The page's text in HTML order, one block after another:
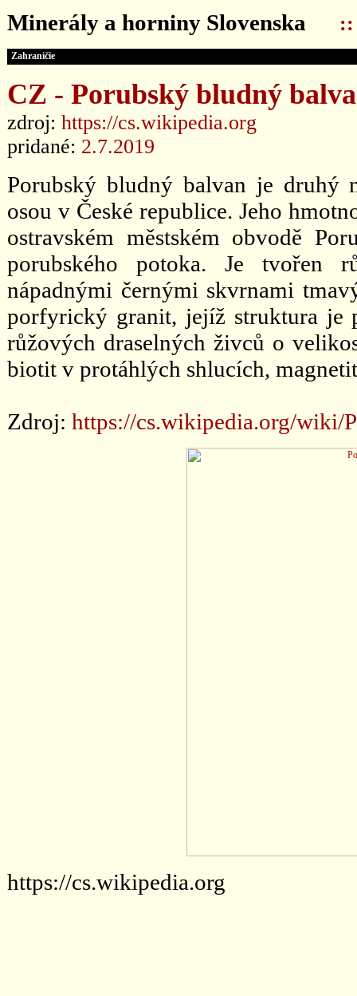
Minerály a horniny Slovenska ::
Zahraničie
CZ - Porubský bludný
zdroj: https://cs.wikipedia.org
pridané: 2.7.2019
Porubský bludný balvan je druhý
osou v České republice. Jeho
ostravském městském obvodě
porubského potoka. Je tvořen
nápadnými černými skvrnami
porfyrický granit, jejíž struktura je
růžových draselných živců o
biotit v protáhlých shlucích,
Zdroj: https://cs.wikipedia.org/wiki/
https://cs.wikipedia.org